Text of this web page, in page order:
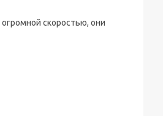
скоростью, они